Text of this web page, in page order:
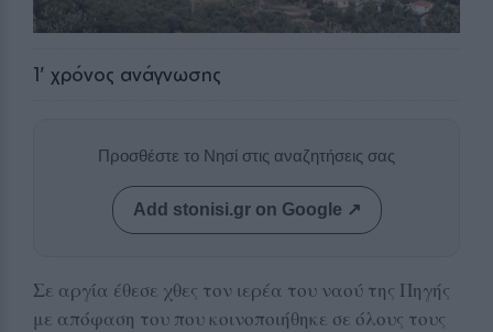
1' χρόνος ανάγνωσης
Προσθέστε το Νησί στις αναζητήσεις σας
Add stonisi.gr on Google ↗
Σε αργία έθεσε χθες τον ιερέα του ναού της Πηγής
με απόφαση του που κοινοποιήθηκε σε όλους τους